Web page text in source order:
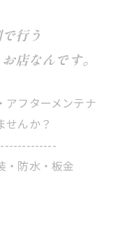
行う
店なんです。
アフターメンテナ
せんか？
・防水・板金